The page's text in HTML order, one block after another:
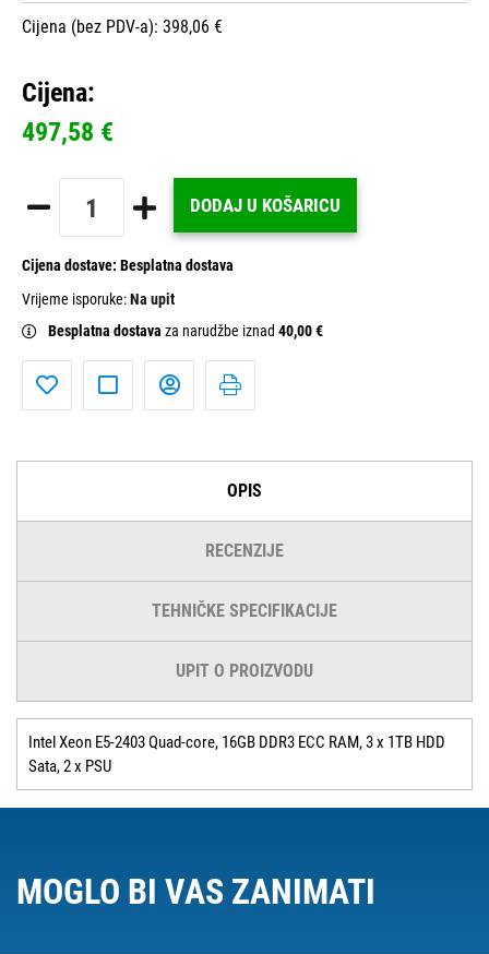
Cijena (bez PDV-a): 398,06 €
Cijena:
497,58 €
DODAJ U KOŠARICU
Cijena dostave: Besplatna dostava
Vrijeme isporuke:Na upit
Besplatna dostava za narudžbe iznad 40,00 €
OPIS
RECENZIJE
TEHNIČKE SPECIFIKACIJE
UPIT O PROIZVODU
Intel Xeon E5-2403 Quad-core, 16GB DDR3 ECC RAM, 3 x 1TB HDD
Sata, 2 x PSU
MOGLO BI VAS ZANIMATI